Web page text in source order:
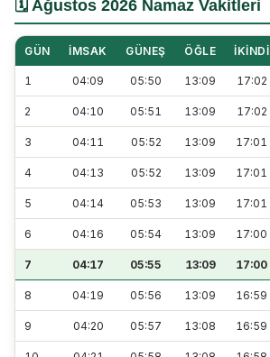
🗓️ Ağustos 2026 Namaz Vakitleri
GÜN İMSAK GÜNEŞ ÖĞLE İKINDI
1 04:09 05:50 13:09 17:02
2 04:10 05:51 13:09 17:02
3 04:11 05:52 13:09 17:01
4 04:13 05:52 13:09 17:01
5 04:14 05:53 13:09 17:01
6 04:16 05:54 13:09 17:00
7 04:17 05:55 13:09 17:00
8 04:19 05:56 13:09 16:59
9 04:20 05:57 13:08 16:59